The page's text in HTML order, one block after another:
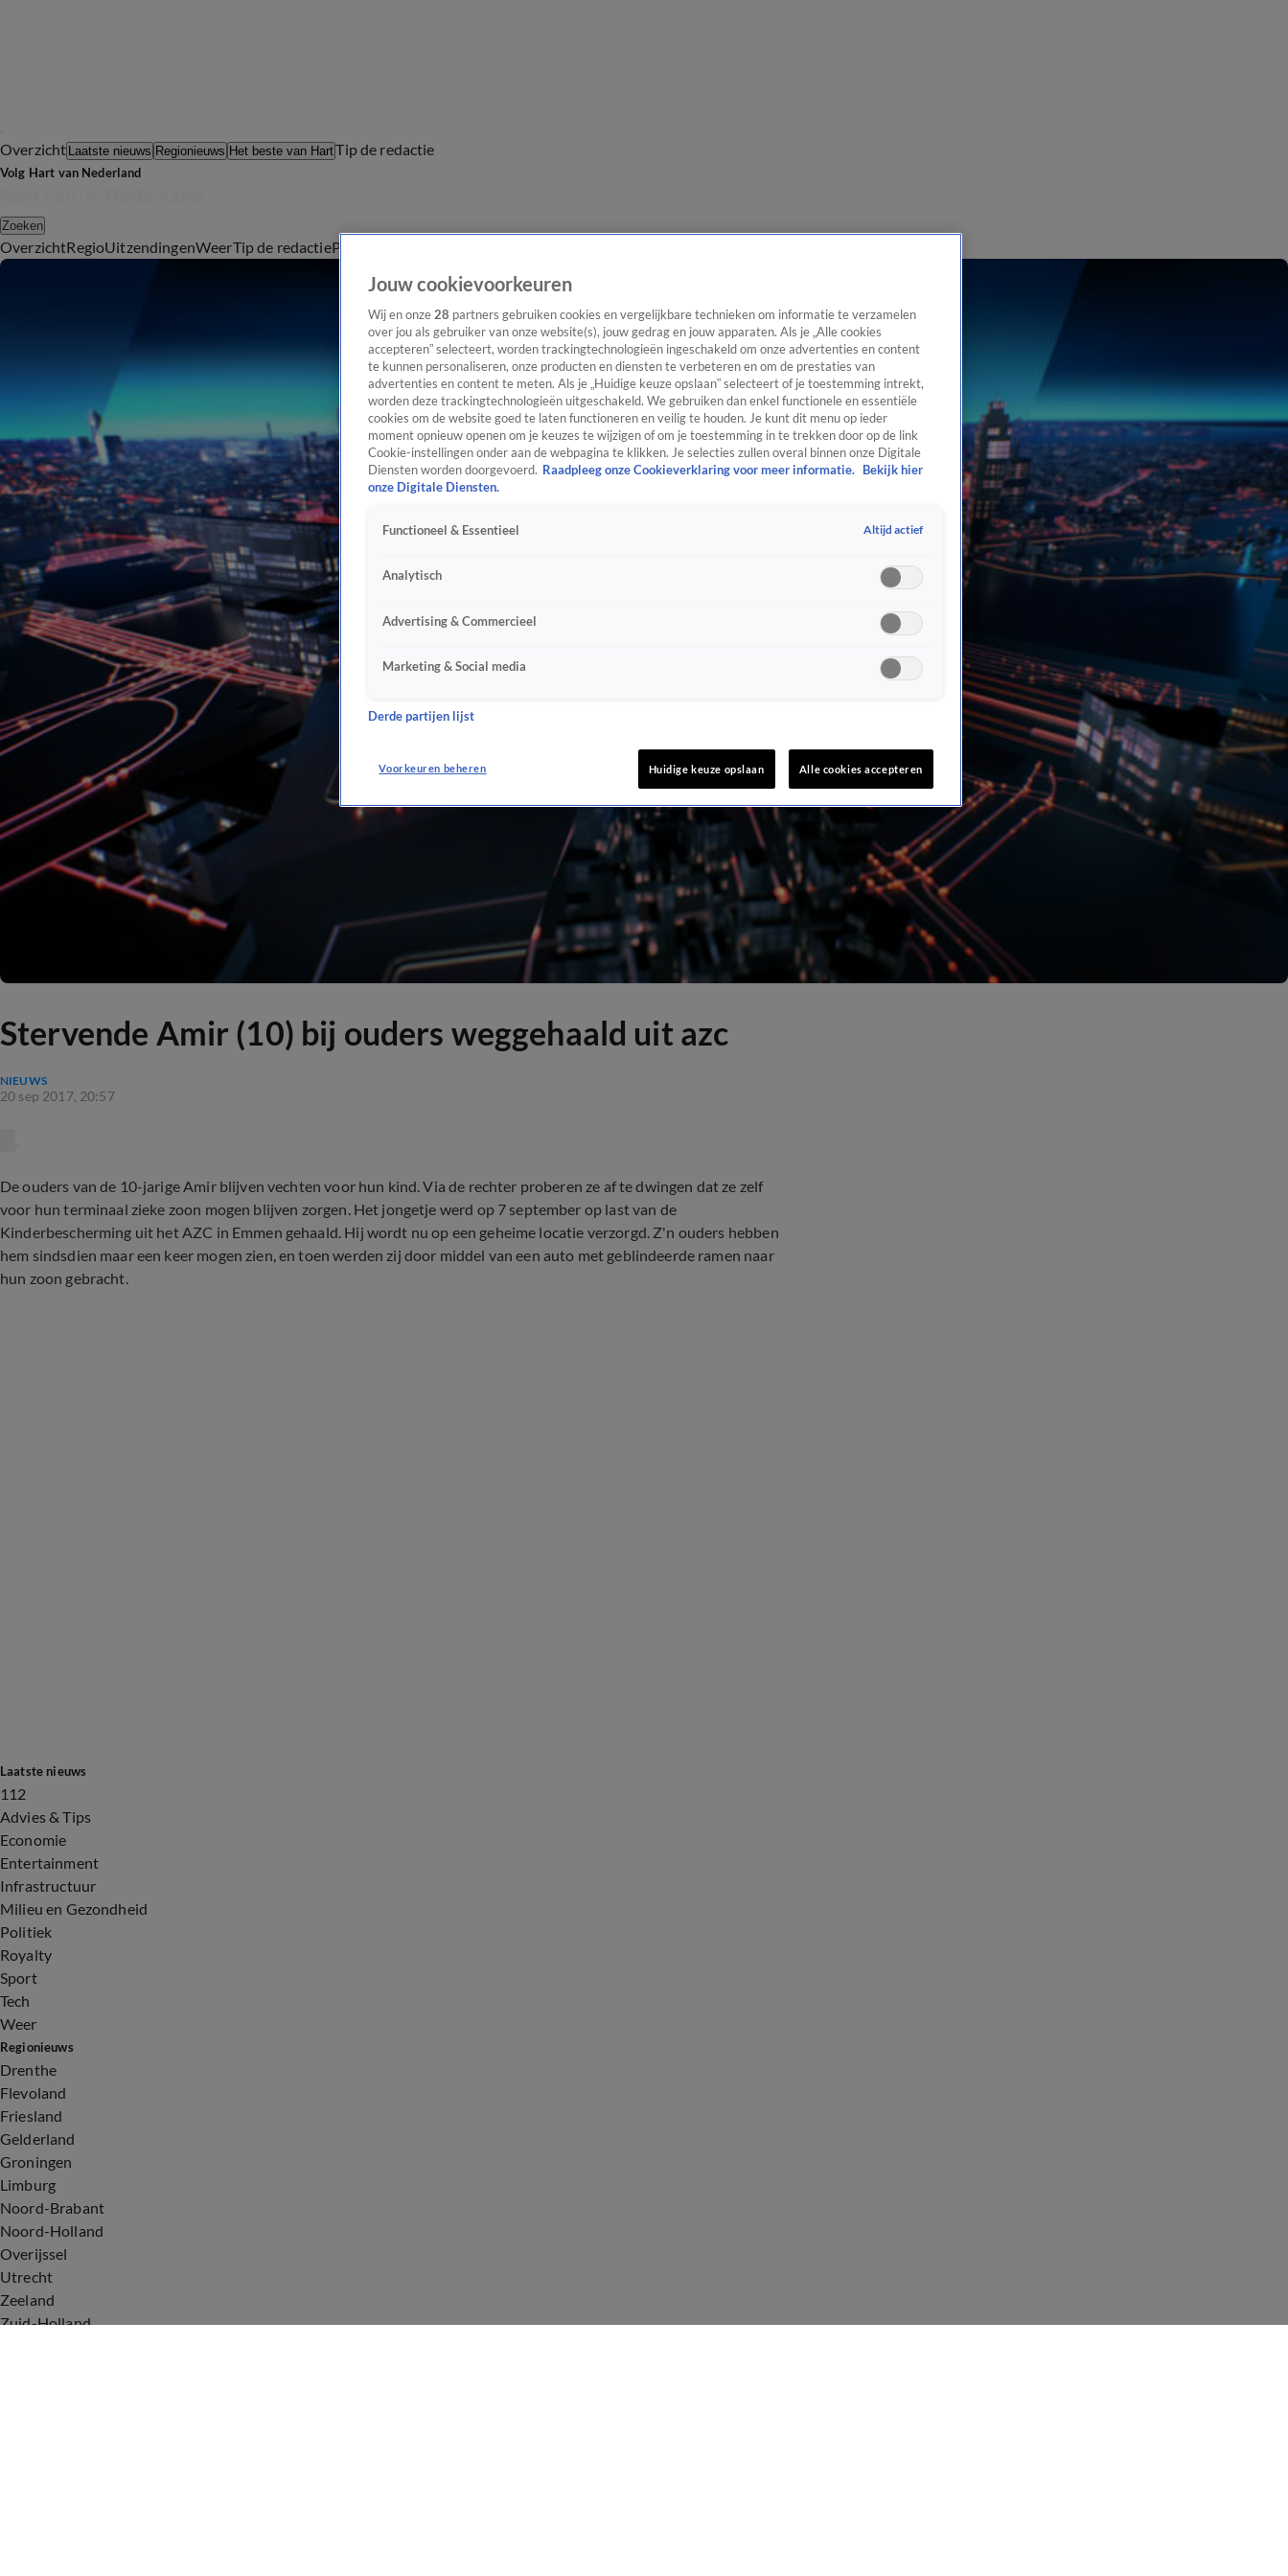
Overzicht Laatste nieuws Regionieuws Het beste van HartTip de redactie
Volg Hart van Nederland
Zoeken
OverzichtRegioUitzendingenWeerTip de redactiePanel
Stervende Amir (10) bij ouders weggehaald uit azc
NIEUWS
20 sep 2017, 20:57
De ouders van de 10-jarige Amir blijven vechten voor hun kind. Via de rechter proberen ze af te dwingen dat ze zelf
voor hun terminaal zieke zoon mogen blijven zorgen. Het jongetje werd op 7 september op last van de
Kinderbescherming uit het AZC in Emmen gehaald. Hij wordt nu op een geheime locatie verzorgd. Z'n ouders hebben
hem sindsdien maar een keer mogen zien, en toen werden zij door middel van een auto met geblindeerde ramen naar
hun zoon gebracht.
Laatste nieuws
112
Advies & Tips
Economie
Entertainment
Infrastructuur
Milieu en Gezondheid
Politiek
Royalty
Sport
Tech
Weer
Regionieuws
Drenthe
Flevoland
Friesland
Gelderland
Groningen
Limburg
Noord-Brabant
Noord-Holland
Overijssel
Utrecht
Zeeland
Zuid-Holland
Jouw cookievoorkeuren
Wij en onze 28 partners gebruiken cookies en vergelijkbare technieken om informatie te verzamelen
over jou als gebruiker van onze website(s), jouw gedrag en jouw apparaten. Als je „Alle cookies
accepteren” selecteert, worden trackingtechnologieën ingeschakeld om onze advertenties en content
te kunnen personaliseren, onze producten en diensten te verbeteren en om de prestaties van
advertenties en content te meten. Als je „Huidige keuze opslaan” selecteert of je toestemming intrekt,
worden deze trackingtechnologieën uitgeschakeld. We gebruiken dan enkel functionele en essentiële
cookies om de website goed te laten functioneren en veilig te houden. Je kunt dit menu op ieder
moment opnieuw openen om je keuzes te wijzigen of om je toestemming in te trekken door op de link
Cookie-instellingen onder aan de webpagina te klikken. Je selecties zullen overal binnen onze Digitale
Diensten worden doorgevoerd. Raadpleeg onze Cookieverklaring voor meer informatie. Bekijk hier
onze Digitale Diensten.
Functioneel & Essentieel Altijd actief
Analytisch
Advertising & Commercieel
Marketing & Social media
Derde partijen lijst
Voorkeuren beheren Huidige keuze opslaan Alle cookies accepteren